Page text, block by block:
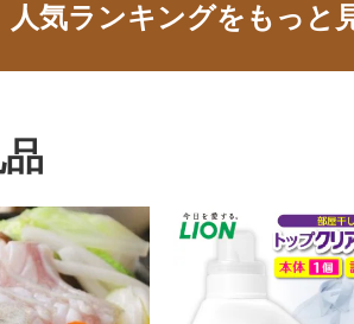
人気ランキングをもっと